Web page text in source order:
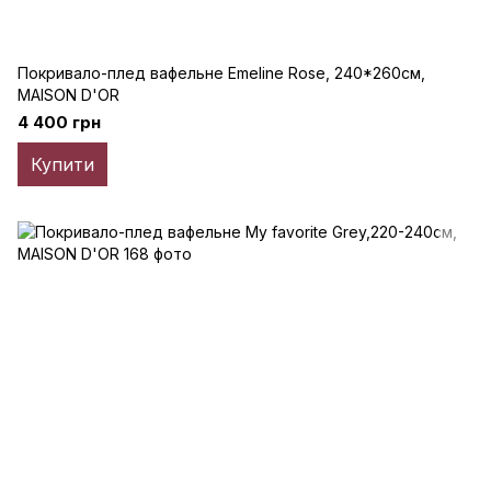
Покривало-плед вафельне Emeline Rose, 240*260см,
MAISON D'OR
4 400 грн
Купити